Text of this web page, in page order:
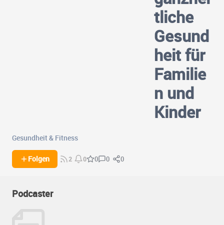
tliche
Gesund
heit für
Familie
n und
Kinder
Gesundheit & Fitness
Folgen 2 0 0 0 0
Podcaster